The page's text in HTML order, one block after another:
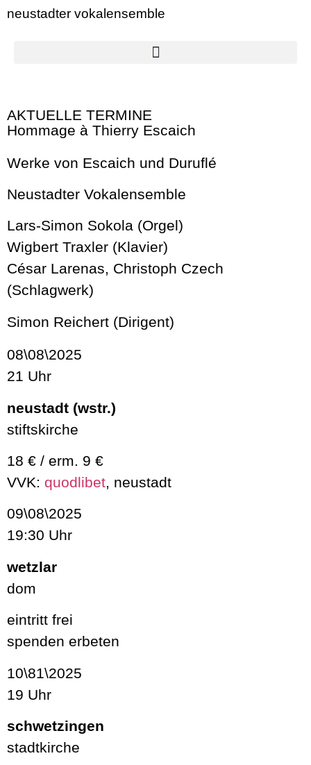
neustadter vokalensemble
AKTUELLE TERMINE
Hommage à Thierry Escaich
Werke von Escaich und Duruflé
Neustadter Vokalensemble
Lars-Simon Sokola (Orgel)
Wigbert Traxler (Klavier)
César Larenas, Christoph Czech
(Schlagwerk)
Simon Reichert (Dirigent)
08\08\2025
21 Uhr
neustadt (wstr.)
stiftskirche
18 € / erm. 9 €
VVK: quodlibet, neustadt
09\08\2025
19:30 Uhr
wetzlar
dom
eintritt frei
spenden erbeten
10\81\2025
19 Uhr
schwetzingen
stadtkirche